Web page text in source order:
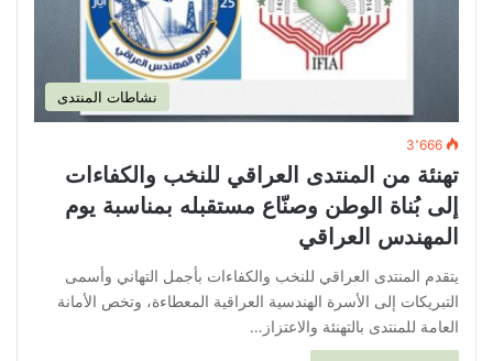
نشاطات المنتدى
3٬666
تهنئة من المنتدى العراقي للنخب والكفاءات
إلى بُناة الوطن وصنّاع مستقبله بمناسبة يوم
المهندس العراقي
يتقدم المنتدى العراقي للنخب والكفاءات بأجمل التهاني وأسمى
التبريكات إلى الأسرة الهندسية العراقية المعطاءة، وتخص الأمانة
العامة للمنتدى بالتهنئة والاعتزاز…